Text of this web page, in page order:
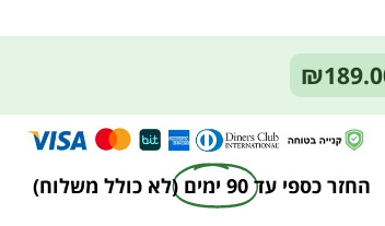
החזר כספי עד 90 ימים (לא כולל משלוח)